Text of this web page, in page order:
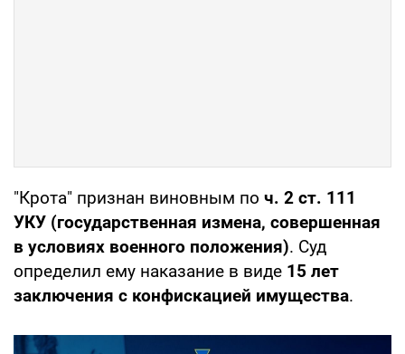
"Крота" признан виновным по ч. 2 ст. 111
УКУ (государственная измена, совершенная
в условиях военного положения). Суд
определил ему наказание в виде 15 лет
заключения с конфискацией имущества.